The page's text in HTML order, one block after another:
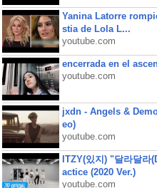
Yanina Latorre
stia de Lola L...
youtube.com
encerrada en el
youtube.com
jxdn - Angels &
eo)
youtube.com
ITZY(있지) "달라달
actice (2020 Ver.)
youtube.com